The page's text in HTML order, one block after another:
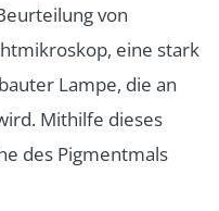
von
eine stark
Lampe, die an
Mithilfe dieses
des Pigmentmals